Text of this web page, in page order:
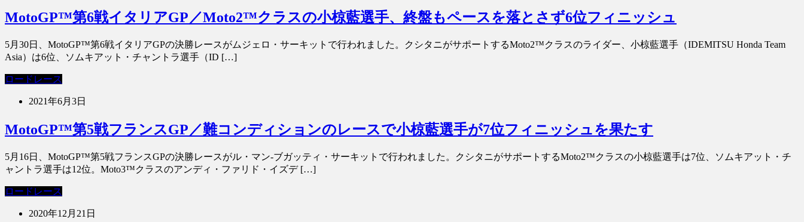
MotoGP™第6戦イタリアGP／Moto2™クラスの小椋藍選手、終盤もペースを落とさず6位フィニッシュ
5月30日、MotoGP™第6戦イタリアGPの決勝レースがムジェロ・サーキットで行われました。クシタニがサポートするMoto2™クラスのライダー、小椋藍選手（IDEMITSU Honda Team
Asia）は6位、ソムキアット・チャントラ選手（ID […]
ロードレース
2021年6月3日
MotoGP™第5戦フランスGP／難コンディションのレースで小椋藍選手が7位フィニッシュを果たす
5月16日、MotoGP™第5戦フランスGPの決勝レースがル・マン-ブガッティ・サーキットで行われました。クシタニがサポートするMoto2™クラスの小椋藍選手は7位、ソムキアット・チ
ャントラ選手は12位。Moto3™クラスのアンディ・ファリド・イズデ […]
ロードレース
2020年12月21日